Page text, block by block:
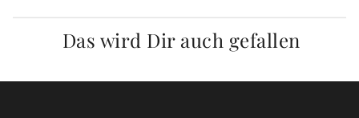
Das wird Dir auch gefallen